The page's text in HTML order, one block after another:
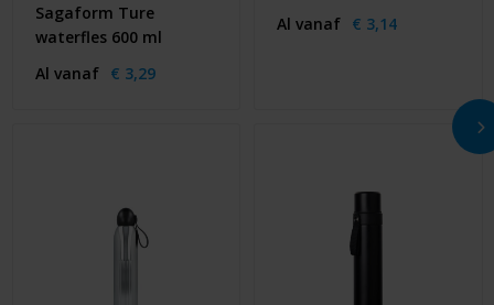
Sagaform Ture
waterfles 600 ml
Al vanaf € 3,29
Al vanaf € 3,14